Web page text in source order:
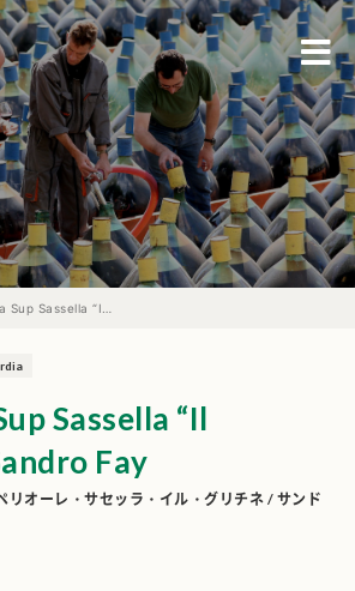
Sassella “Il
Fay
リオーレ・サセッラ・イル・グリチネ / サンド